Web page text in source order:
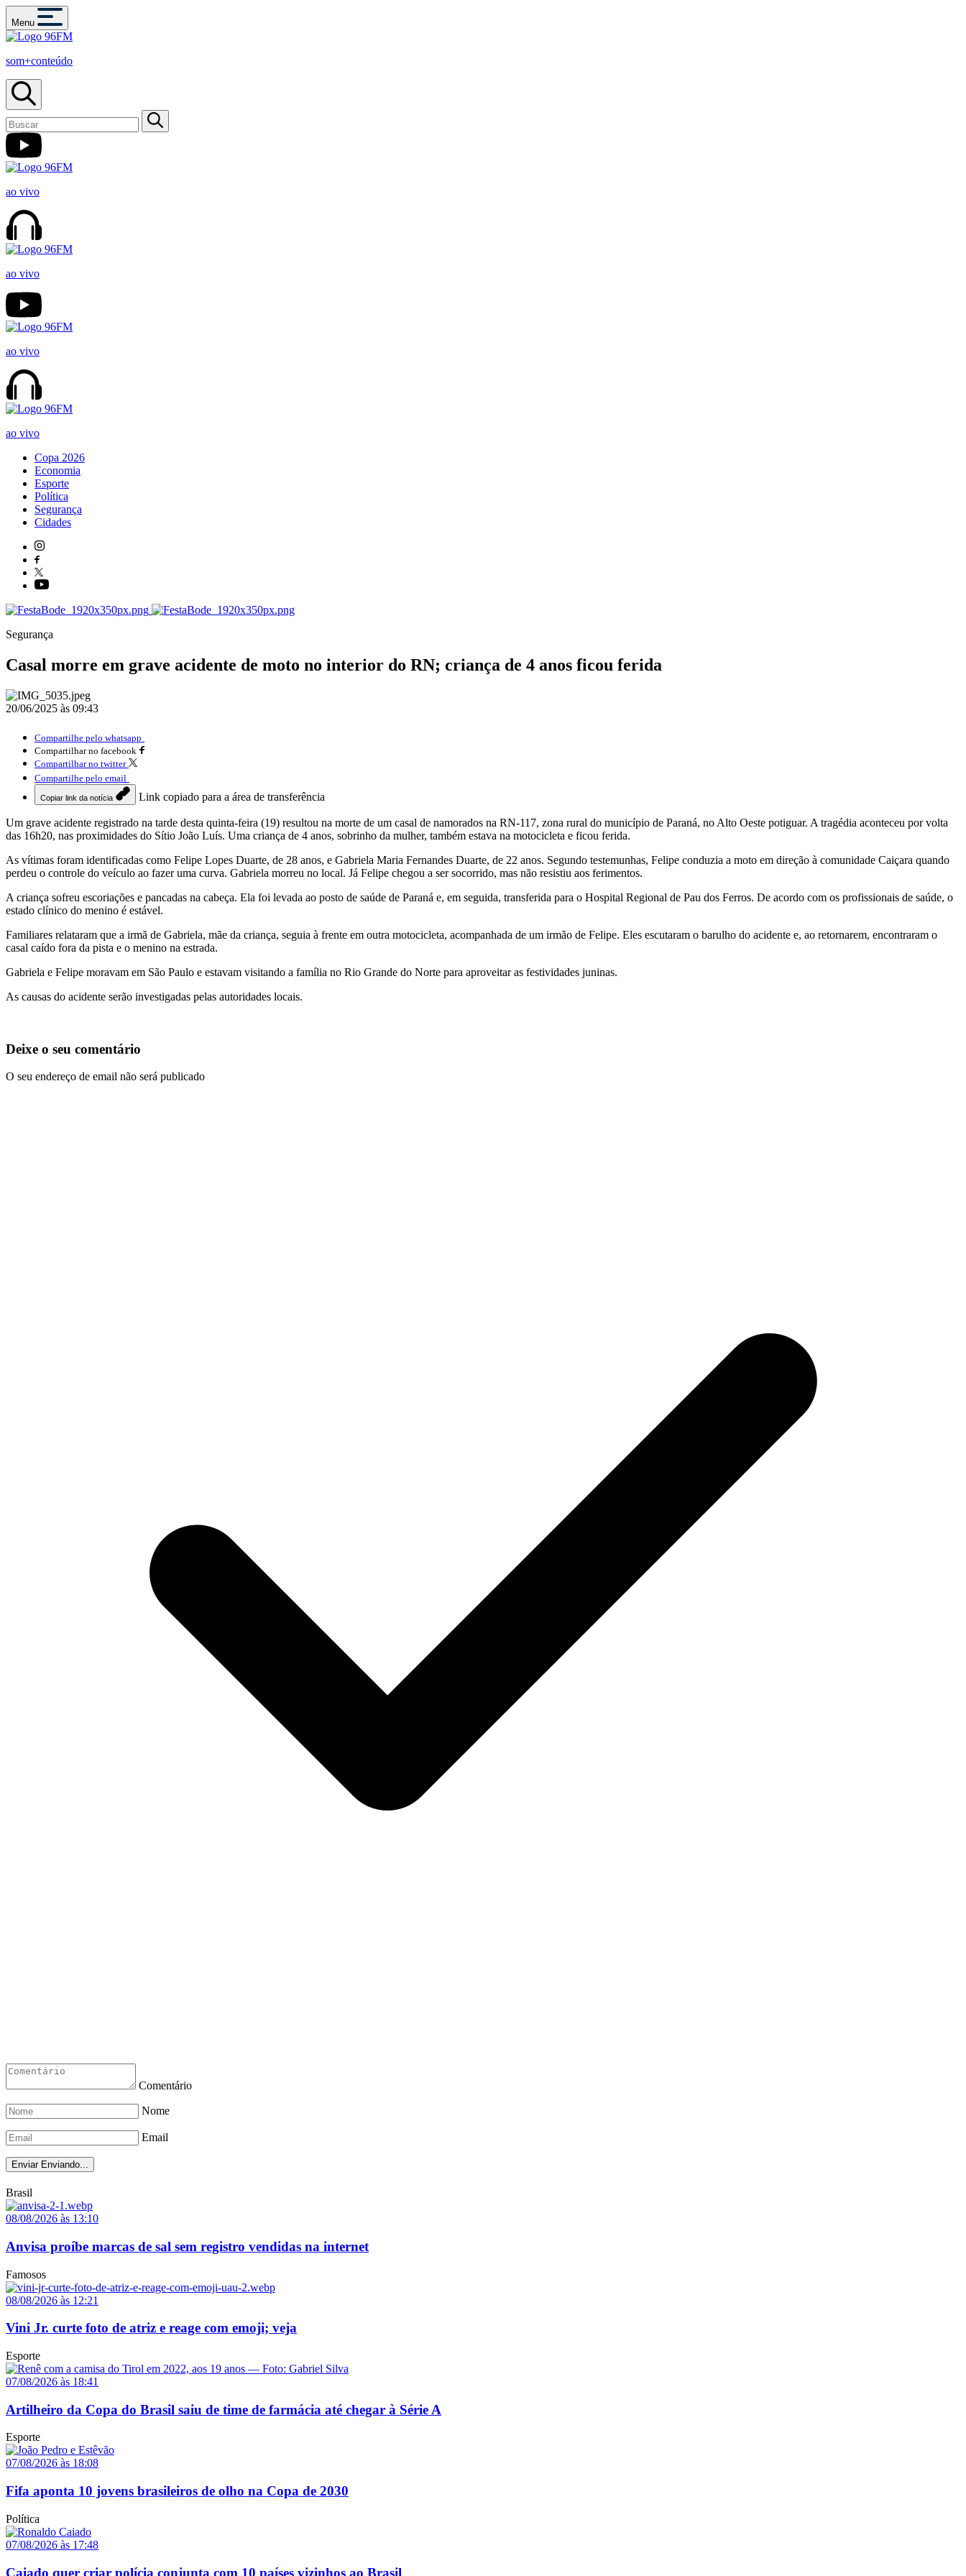
Menu
som+conteúdo
ao vivo
ao vivo
ao vivo
ao vivo
Copa 2026
Economia
Esporte
Política
Segurança
Cidades
Segurança
Casal morre em grave acidente de moto no interior do RN; criança de 4 anos ficou ferida
20/06/2025 às 09:43
Compartilhe pelo whatsapp
Compartilhar no facebook
Compartilhar no twitter
Compartilhe pelo email
Copiar link da notícia Link copiado para a área de transferência
Um grave acidente registrado na tarde desta quinta-feira (19) resultou na morte de um casal de namorados na RN-117, zona rural do município de Paraná, no Alto Oeste potiguar. A tragédia aconteceu por volta
das 16h20, nas proximidades do Sítio João Luís. Uma criança de 4 anos, sobrinho da mulher, também estava na motocicleta e ficou ferida.
As vítimas foram identificadas como Felipe Lopes Duarte, de 28 anos, e Gabriela Maria Fernandes Duarte, de 22 anos. Segundo testemunhas, Felipe conduzia a moto em direção à comunidade Caiçara quando
perdeu o controle do veículo ao fazer uma curva. Gabriela morreu no local. Já Felipe chegou a ser socorrido, mas não resistiu aos ferimentos.
A criança sofreu escoriações e pancadas na cabeça. Ela foi levada ao posto de saúde de Paraná e, em seguida, transferida para o Hospital Regional de Pau dos Ferros. De acordo com os profissionais de saúde, o
estado clínico do menino é estável.
Familiares relataram que a irmã de Gabriela, mãe da criança, seguia à frente em outra motocicleta, acompanhada de um irmão de Felipe. Eles escutaram o barulho do acidente e, ao retornarem, encontraram o
casal caído fora da pista e o menino na estrada.
Gabriela e Felipe moravam em São Paulo e estavam visitando a família no Rio Grande do Norte para aproveitar as festividades juninas.
As causas do acidente serão investigadas pelas autoridades locais.
Deixe o seu comentário
O seu endereço de email não será publicado
Comentário
Nome
Email
Enviar Enviando...
Brasil
08/08/2026 às 13:10
Anvisa proíbe marcas de sal sem registro vendidas na internet
Famosos
08/08/2026 às 12:21
Vini Jr. curte foto de atriz e reage com emoji; veja
Esporte
07/08/2026 às 18:41
Artilheiro da Copa do Brasil saiu de time de farmácia até chegar à Série A
Esporte
07/08/2026 às 18:08
Fifa aponta 10 jovens brasileiros de olho na Copa de 2030
Política
07/08/2026 às 17:48
Caiado quer criar polícia conjunta com 10 países vizinhos ao Brasil